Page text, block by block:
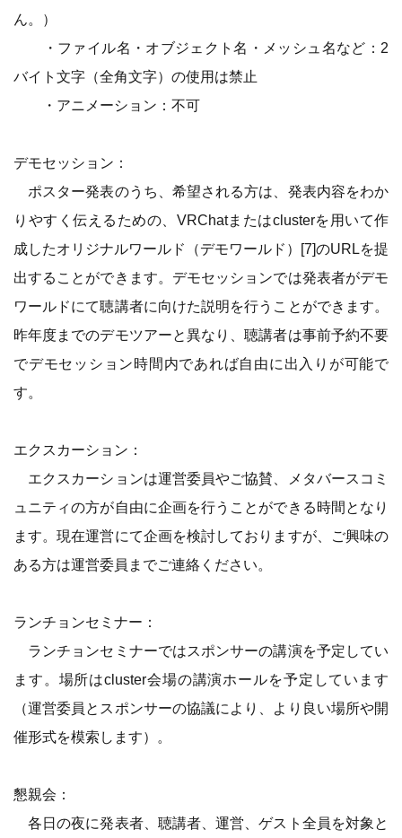
ん。）
・ファイル名・オブジェクト名・メッシュ名など：2
バイト文字（全角文字）の使用は禁止
・アニメーション：不可
デモセッション：
ポスター発表のうち、希望される方は、発表内容をわか
りやすく伝えるための、VRChatまたはclusterを用いて作
成したオリジナルワールド（デモワールド）[7]のURLを提
出することができます。デモセッションでは発表者がデモ
ワールドにて聴講者に向けた説明を行うことができます。
昨年度までのデモツアーと異なり、聴講者は事前予約不要
でデモセッション時間内であれば自由に出入りが可能で
す。
エクスカーション：
エクスカーションは運営委員やご協賛、メタバースコミ
ュニティの方が自由に企画を行うことができる時間となり
ます。現在運営にて企画を検討しておりますが、ご興味の
ある方は運営委員までご連絡ください。
ランチョンセミナー：
ランチョンセミナーではスポンサーの講演を予定してい
ます。場所はcluster会場の講演ホールを予定しています
（運営委員とスポンサーの協議により、より良い場所や開
催形式を模索します）。
懇親会：
各日の夜に発表者、聴講者、運営、ゲスト全員を対象と